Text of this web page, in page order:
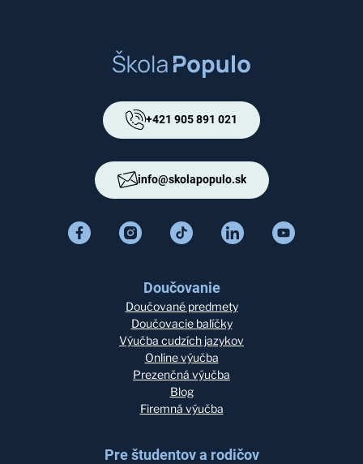
+421 905 891 021
info@skolapopulo.sk
Doučovanie
Doučované predmety
Doučovacie balíčky
Výučba cudzích jazykov
Online výučba
Prezenčná výučba
Blog
Firemná výučba
Pre študentov a rodičov